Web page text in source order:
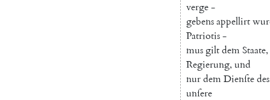
verge-
gebensappellirt
Patriotis-
musgiltdemStaate,
Regierung, und
nurdemDienſtedes
unſere